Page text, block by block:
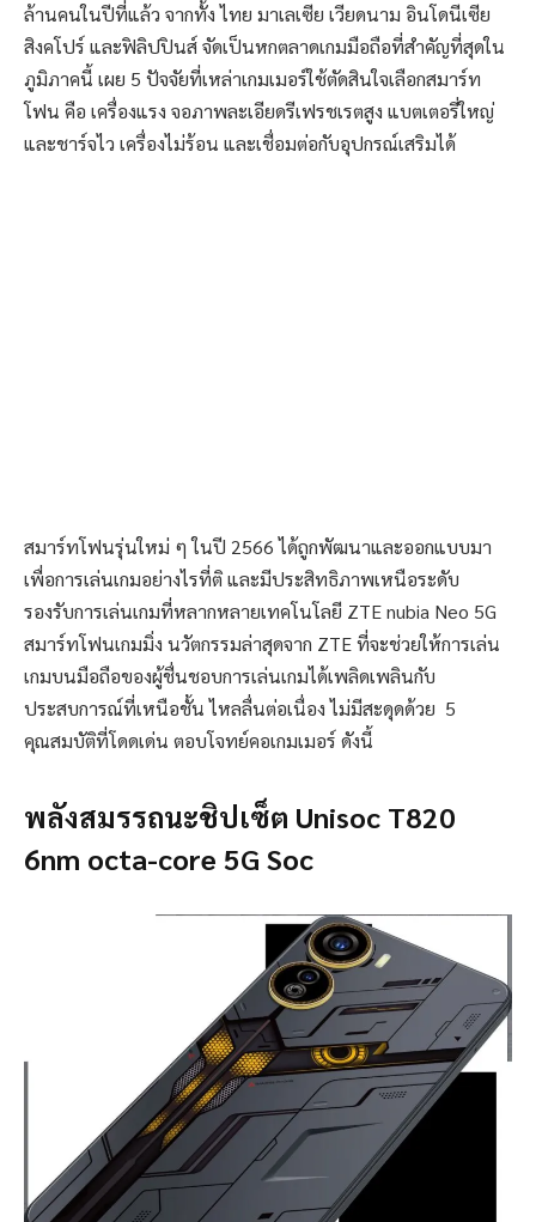
ล้านคนในปีที่แล้ว จากทั้ง ไทย มาเลเซีย เวียดนาม อินโดนีเซีย
สิงคโปร์ และฟิลิปปินส์ จัดเป็นหกตลาดเกมมือถือที่สำคัญที่สุดใน
ภูมิภาคนี้ เผย 5 ปัจจัยที่เหล่าเกมเมอร์ใช้ตัดสินใจเลือกสมาร์ท
โฟน คือ เครื่องแรง จอภาพละเอียดรีเฟรชเรตสูง แบตเตอรี่ใหญ่
และชาร์จไว เครื่องไม่ร้อน และเชื่อมต่อกับอุปกรณ์เสริมได้
สมาร์ทโฟนรุ่นใหม่ ๆ ในปี 2566 ได้ถูกพัฒนาและออกแบบมา
เพื่อการเล่นเกมอย่างไรที่ติ และมีประสิทธิภาพเหนือระดับ
รองรับการเล่นเกมที่หลากหลายเทคโนโลยี ZTE nubia Neo 5G
สมาร์ทโฟนเกมมิ่ง นวัตกรรมล่าสุดจาก ZTE ที่จะช่วยให้การเล่น
เกมบนมือถือของผู้ชื่นชอบการเล่นเกมได้เพลิดเพลินกับ
ประสบการณ์ที่เหนือชั้น ไหลลื่นต่อเนื่อง ไม่มีสะดุดด้วย 5
คุณสมบัติที่โดดเด่น ตอบโจทย์คอเกมเมอร์ ดังนี้
พลังสมรรถนะชิปเซ็ต Unisoc T820
6nm octa-core 5G Soc